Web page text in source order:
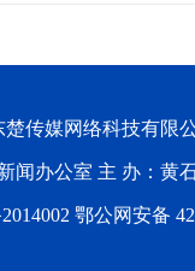
传媒网络科技有限
办公室 主 办：黄
鄂公网安备